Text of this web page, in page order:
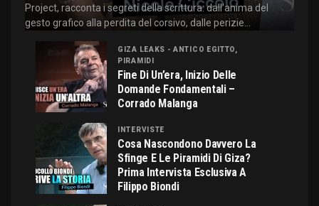
Project, racconta i segreti della scrittura: dall'anima del
gesto grafico alla perdita del corsivo, dalle perizie...
GIZA LEAKS - ANTICO EGITTO,
PIRAMIDI
Fine Di Un’era, Inizio Delle
Domande Fondamentali –
Corrado Malanga
INTERVISTE
Cosa Nascondono Davvero La
Sfinge E Le Piramidi Di Giza?
Prima Intervista Esclusiva A
Filippo Biondi